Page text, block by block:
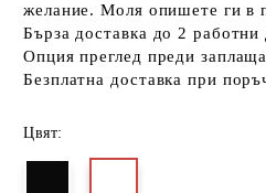
желание. Моля опишете ги в
Бърза доставка до 2 работни
Опция преглед преди
Безплатна доставка при
Цвят: